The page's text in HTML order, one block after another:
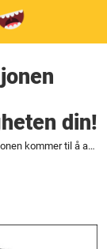
din!
Denne 100 år gamle illusjonen kommer til å avsløre noe interessant om personligheten din!